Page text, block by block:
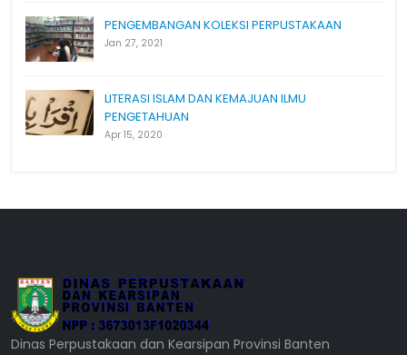
PENGEMBANGAN KOLEKSI PERPUSTAKAAN
Jan 27, 2021
LITERASI ISLAM DAN KEMAJUAN ILMU
PENGETAHUAN
Apr 15, 2020
Dinas Perpustakaan dan Kearsipan Provinsi Banten